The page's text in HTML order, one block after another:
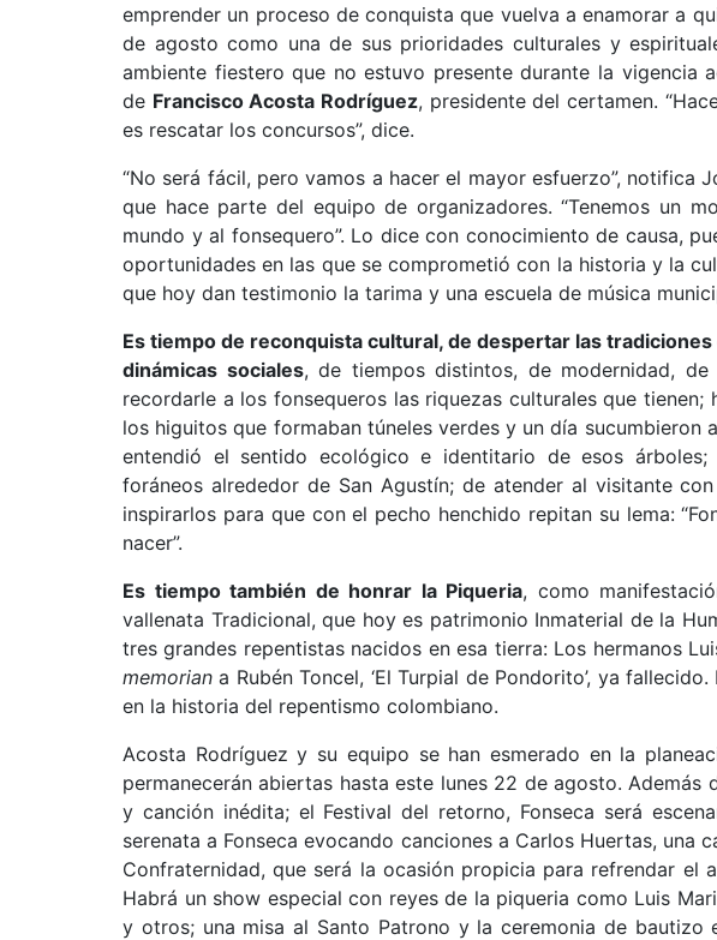
emprender un proceso de conquista que vuelva a enamorar a
de agosto como una de sus prioridades culturales y
ambiente fiestero que no estuvo presente durante la vigencia
de Francisco Acosta Rodríguez, presidente del certamen.
es rescatar los concursos”, dice.
“No será fácil, pero vamos a hacer el mayor esfuerzo”, notifica
que hace parte del equipo de organizadores. “Tenemos un
mundo y al fonsequero”. Lo dice con conocimiento de causa,
oportunidades en las que se comprometió con la historia y la
que hoy dan testimonio la tarima y una escuela de música
Es tiempo de reconquista cultural, de despertar las
dinámicas sociales, de tiempos distintos, de modernidad,
recordarle a los fonsequeros las riquezas culturales que
los higuitos que formaban túneles verdes y un día sucumbieron
entendió el sentido ecológico e identitario de esos
foráneos alrededor de San Agustín; de atender al visitante
inspirarlos para que con el pecho henchido repitan su lema:
nacer”.
Es tiempo también de honrar la Piqueria, como
vallenata Tradicional, que hoy es patrimonio Inmaterial de la
tres grandes repentistas nacidos en esa tierra: Los hermanos
memorian a Rubén Toncel, ‘El Turpial de Pondorito’, ya
en la historia del repentismo colombiano.
Acosta Rodríguez y su equipo se han esmerado en la
permanecerán abiertas hasta este lunes 22 de agosto.
y canción inédita; el Festival del retorno, Fonseca será
serenata a Fonseca evocando canciones a Carlos Huertas, una
Confraternidad, que será la ocasión propicia para refrendar el
Habrá un show especial con reyes de la piqueria como Luis
y otros; una misa al Santo Patrono y la ceremonia de bautizo